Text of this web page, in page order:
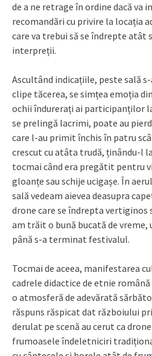
de a ne retrage în ordine dacă va
recomandări cu privire la locația
care va trebui să se îndrepte atât
interpreții.
Ascultând indicațiile, peste sală
clipe tăcerea, se simțea emoția din
ochii îndurerați ai participanților
se prelingă lacrimi, poate au
care l-au primit închis în patru
crescut cu atâta trudă, ținându-l
tocmai când era pregătit pentru
gloanțe sau schije ucigașe. În
sală vedeam aievea deasupra
drone care se îndrepta vertiginos
am trăit o bună bucată de
până s-a terminat festivalul.
Tocmai de aceea, manifestarea
cadrele didactice de etnie
o atmosferă de adevărată
răspuns răspicat dat războiului
derulat pe scenă au cerut ca
frumoasele îndeletniciri